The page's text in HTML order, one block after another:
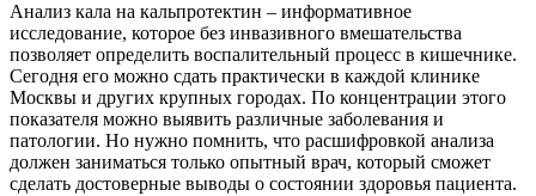
Анализ кала на кальпротектин – информативное
исследование, которое без инвазивного вмешательства
позволяет определить воспалительный процесс в кишечнике.
Сегодня его можно сдать практически в каждой клинике
Москвы и других крупных городах. По концентрации этого
показателя можно выявить различные заболевания и
патологии. Но нужно помнить, что расшифровкой анализа
должен заниматься только опытный врач, который сможет
сделать достоверные выводы о состоянии здоровья пациента.